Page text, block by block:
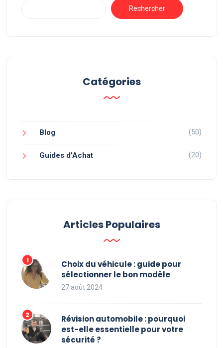
Rechercher
Catégories
Blog (50)
Guides d'Achat (20)
Articles Populaires
Choix du véhicule : guide pour
sélectionner le bon modèle
27 août 2024
Révision automobile : pourquoi
est-elle essentielle pour votre
sécurité ?